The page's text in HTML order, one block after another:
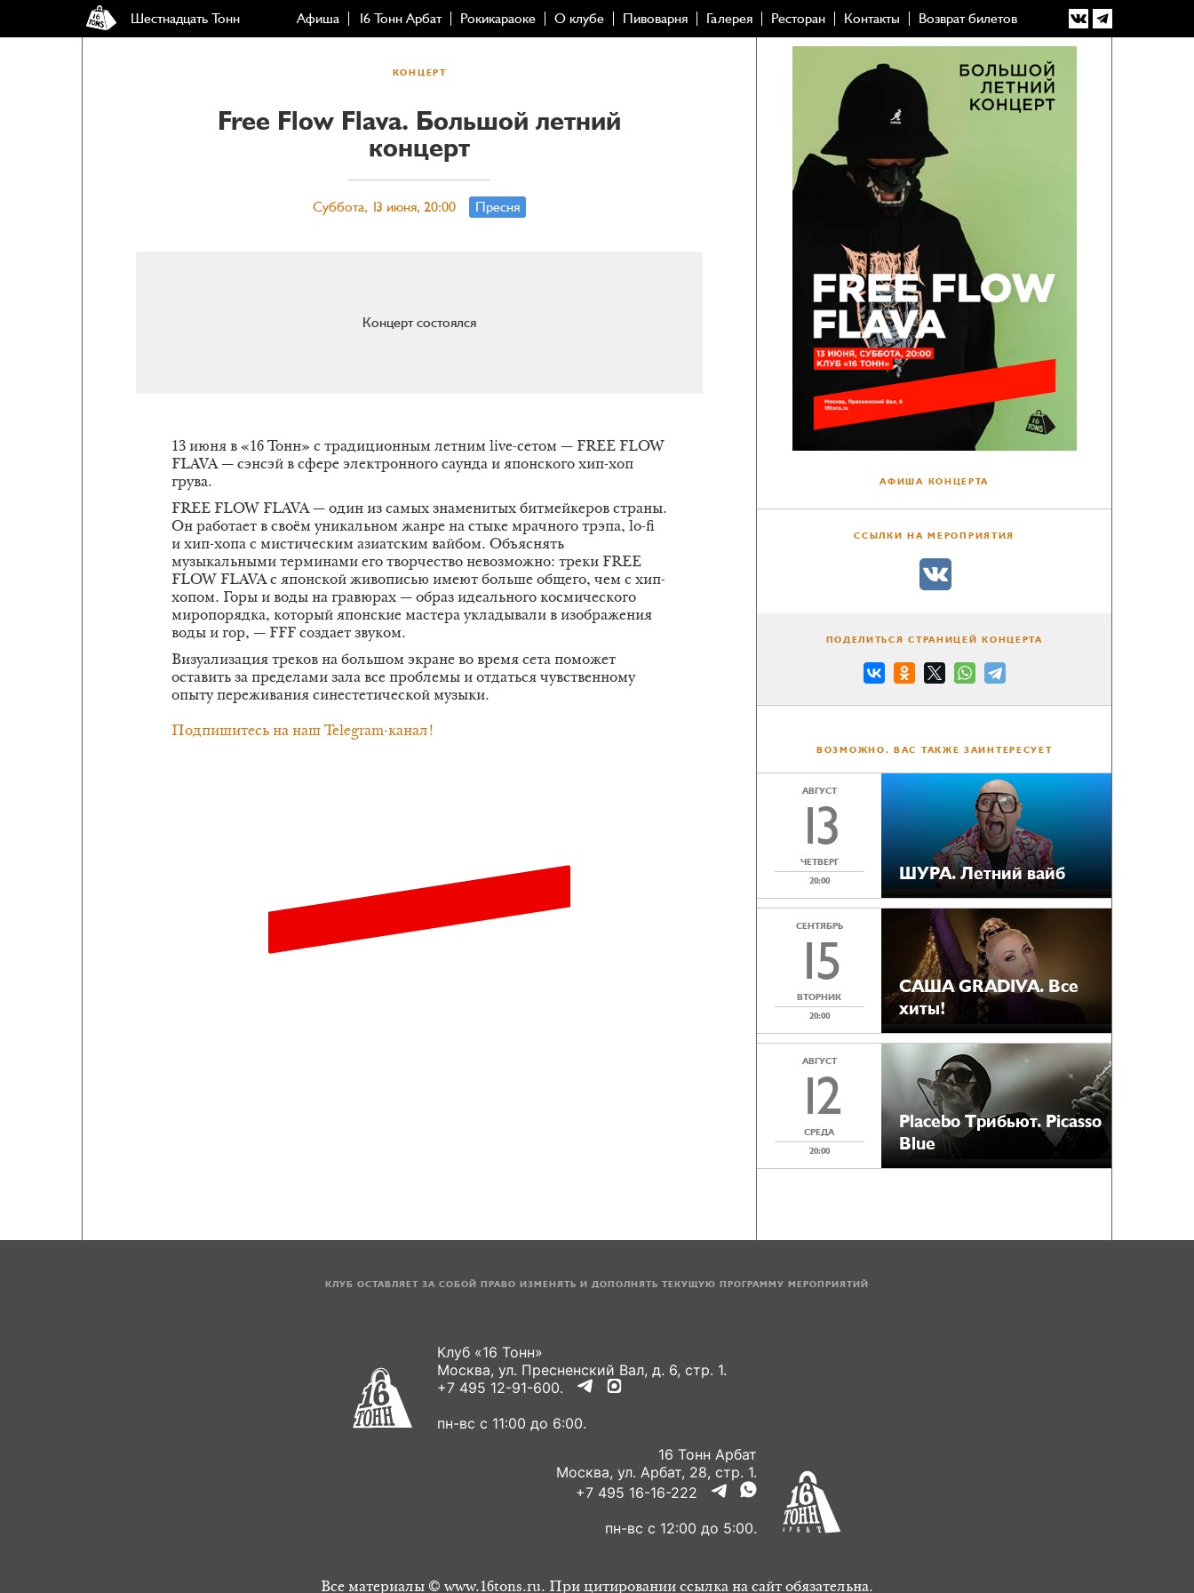
Шестнадцать Тонн Афиша 16 Тонн Арбат Рокикараоке О клубе Пивоварня Галерея Ресторан Контакты Возврат билетов
КОНЦЕРТ
Free Flow Flava. Большой летний
концерт
Суббота, 13 июня, 20:00 Пресня
Концерт состоялся
13 июня в «16 Тонн» с традиционным летним live-сетом — FREE FLOW
FLAVA — сэнсэй в сфере электронного саунда и японского хип-хоп
грува.
FREE FLOW FLAVA — один из самых знаменитых битмейкеров страны.
Он работает в своём уникальном жанре на стыке мрачного трэпа, lo-fi
и хип-хопа с мистическим азиатским вайбом. Объяснять
музыкальными терминами его творчество невозможно: треки FREE
FLOW FLAVA с японской живописью имеют больше общего, чем с хип-
хопом. Горы и воды на гравюрах — образ идеального космического
миропорядка, который японские мастера укладывали в изображения
воды и гор, — FFF создает звуком.
Визуализация треков на большом экране во время сета поможет
оставить за пределами зала все проблемы и отдаться чувственному
опыту переживания синестетической музыки.
Подпишитесь на наш Telegram-канал!
АФИША КОНЦЕРТА
ССЫЛКИ НА МЕРОПРИЯТИЯ
ПОДЕЛИТЬСЯ СТРАНИЦЕЙ КОНЦЕРТА
ВОЗМОЖНО, ВАС ТАКЖЕ ЗАИНТЕРЕСУЕТ
АВГУСТ
13
ЧЕТВЕРГ
20:00
ШУРА. Летний вайб
СЕНТЯБРЬ
15
ВТОРНИК
20:00
САША GRADIVA. Все
хиты!
АВГУСТ
12
СРЕДА
20:00
Placebo Tрибьют. Picasso
Blue
КЛУБ ОСТАВЛЯЕТ ЗА СОБОЙ ПРАВО ИЗМЕНЯТЬ И ДОПОЛНЯТЬ ТЕКУЩУЮ ПРОГРАММУ МЕРОПРИЯТИЙ
Клуб «16 Тонн»
Москва, ул. Пресненский Вал, д. 6, стр. 1.
+7 495 12-91-600.
пн-вс с 11:00 до 6:00.
16 Тонн Арбат
Москва, ул. Арбат, 28, стр. 1.
+7 495 16-16-222
пн-вс с 12:00 до 5:00.
Все материалы © www.16tons.ru. При цитировании ссылка на сайт обязательна.